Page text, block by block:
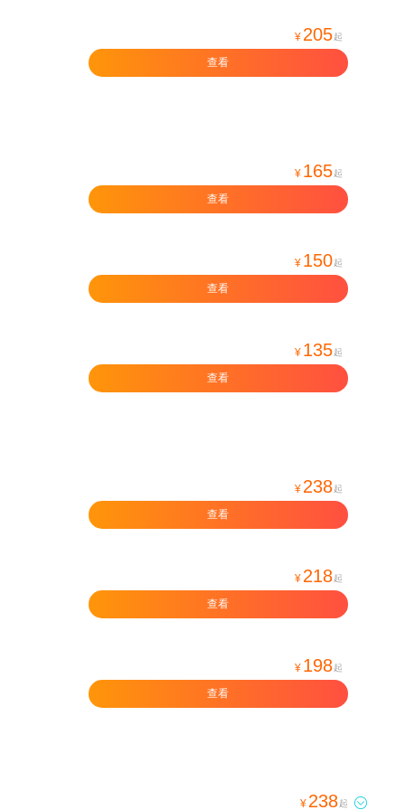
¥ 205 起
查看
¥ 165 起
查看
¥ 150 起
查看
¥ 135 起
查看
¥ 238 起
查看
¥ 218 起
查看
¥ 198 起
查看
¥ 238起 